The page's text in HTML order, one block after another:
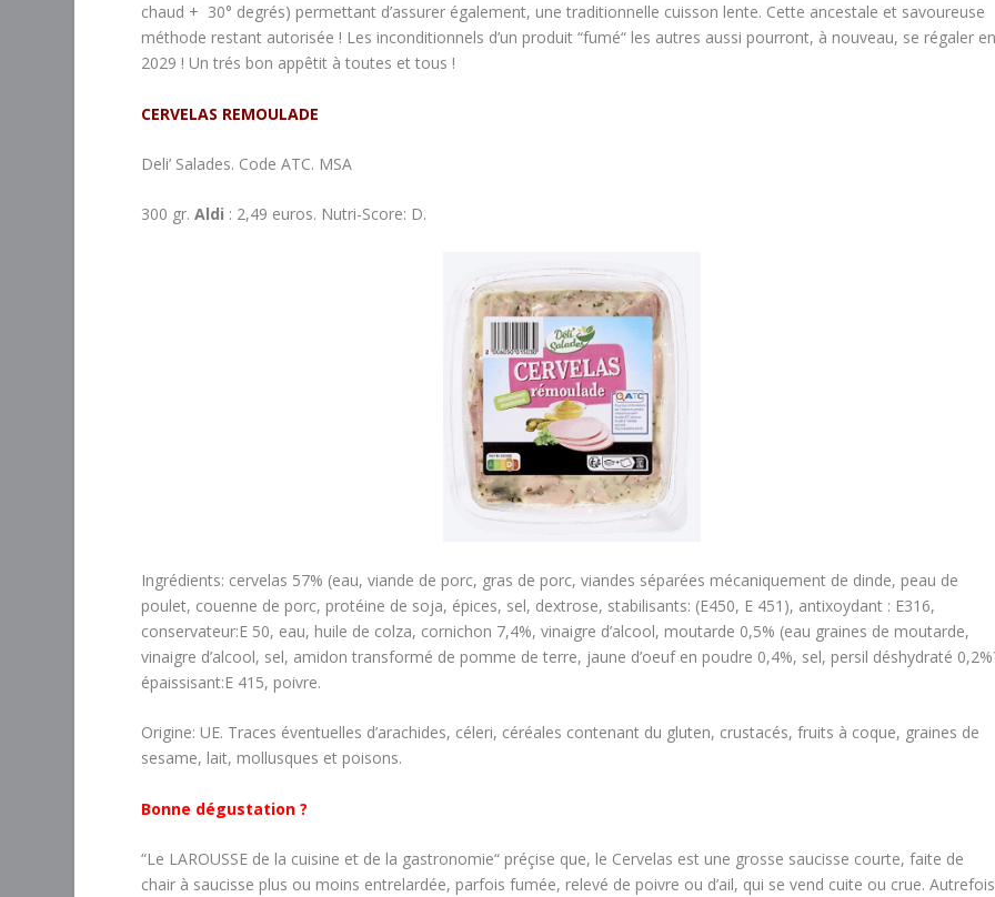
chaud + 30° degrés) permettant d’assurer également, une traditionnelle cuisson lente. Cette ancestale et savoureuse
méthode restant autorisée ! Les inconditionnels d’un produit “fumé“ les autres aussi pourront, à nouveau, se régaler
2029 ! Un trés bon appêtit à toutes et tous !
CERVELAS REMOULADE
Deli’ Salades. Code ATC. MSA
300 gr.Aldi : 2,49 euros. Nutri-Score: D.
Ingrédients: cervelas 57% (eau, viande de porc, gras de porc, viandes séparées mécaniquement de dinde, peau de
poulet, couenne de porc, protéine de soja, épices, sel, dextrose, stabilisants: (E450, E 451), antixoydant : E316,
conservateur:E 50, eau, huile de colza, cornichon 7,4%, vinaigre d’alcool, moutarde 0,5% (eau graines de moutarde,
vinaigre d’alcool, sel, amidon transformé de pomme de terre, jaune d’oeuf en poudre 0,4%, sel, persil déshydraté
épaissisant:E 415, poivre.
Origine: UE. Traces éventuelles d’arachides, céleri, céréales contenant du gluten, crustacés, fruits à coque, graines de
sesame, lait, mollusques et poisons.
Bonne dégustation ?
“Le LAROUSSE de la cuisine et de la gastronomie“ préçise que, le Cervelas est une grosse saucisse courte, faite de
chair à saucisse plus ou moins entrelardée, parfois fumée, relevé de poivre ou d’ail, qui se vend cuite ou crue.